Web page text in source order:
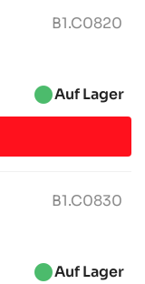
B1.C0820
brightness_1Auf Lager
B1.C0830
brightness_1Auf Lager